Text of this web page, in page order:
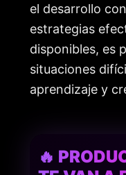
el desarrollo
estrategias
disponibles, es
situaciones
aprendizaje y
🔥